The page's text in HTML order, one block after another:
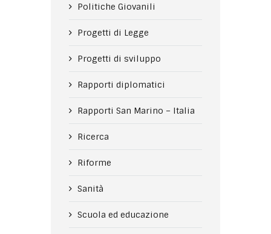
Politiche Giovanili
Progetti di Legge
Progetti di sviluppo
Rapporti diplomatici
Rapporti San Marino – Italia
Ricerca
Riforme
Sanità
Scuola ed educazione